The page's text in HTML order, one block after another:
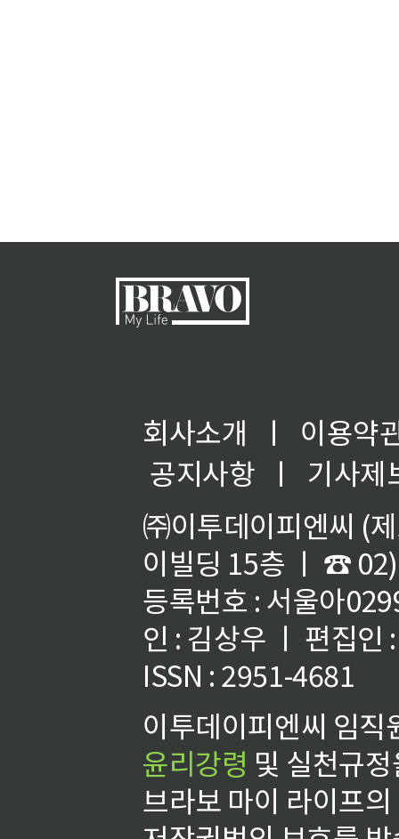
회사소개 ㅣ
이용약
공지사항
ㅣ
기사제
㈜이투데이피엔씨 (
이빌딩 15층 ㅣ ☎
등록번호 : 서울아
인 : 김상우 ㅣ 편집인
ISSN : 2951-4681
이투데이피엔씨 임
윤리강령 및 실천규
브라보 마이 라이프